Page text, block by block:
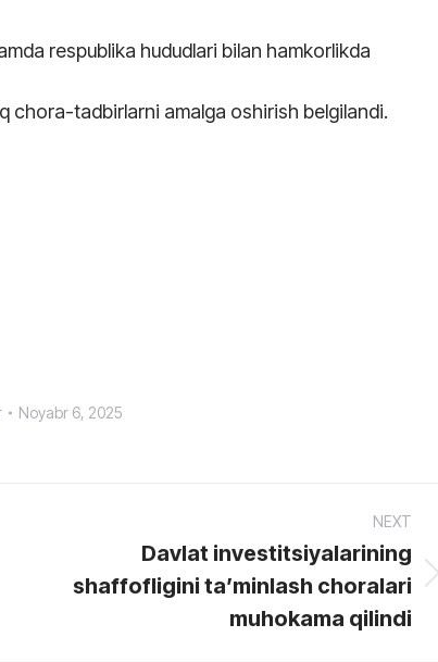
respublika hududlari bilan hamkorlikda
chora-tadbirlarni amalga oshirish belgilandi.
Noyabr 6, 2025
NEXT
Davlat investitsiyalarining
shaffofligini ta’minlash choralari
muhokama qilindi